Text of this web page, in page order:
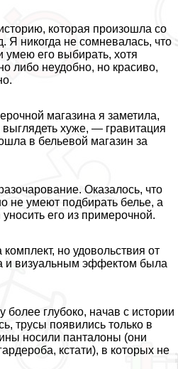
которая произошла со
Я никогда не сомневалась, что
умею его выбирать, хотя
либо неудобно, но красиво,
магазина я заметила,
выглядеть хуже, — гравитация
в бельевой магазин за
Оказалось, что
не умеют подбирать белье, а
уносить его из примерочной.
комплект, но удовольствия от
и визуальным эффектом была
более глубоко, начав с истории
трусы появились только в
носили панталоны (они
кстати), в которых не